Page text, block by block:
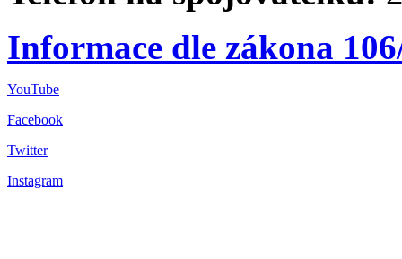
Informace dle zákona
YouTube
Facebook
Twitter
Instagram